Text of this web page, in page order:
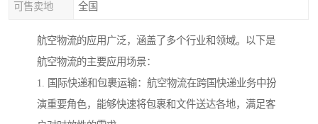
可售卖地 全国
航空物流的应用广泛，涵盖了多个行业和领域。以下是
航空物流的主要应用场景：
1. 国际快递和包裹运输：航空物流在跨国快递业务中扮
演重要角色，能够快速将包裹和文件送达各地，满足客